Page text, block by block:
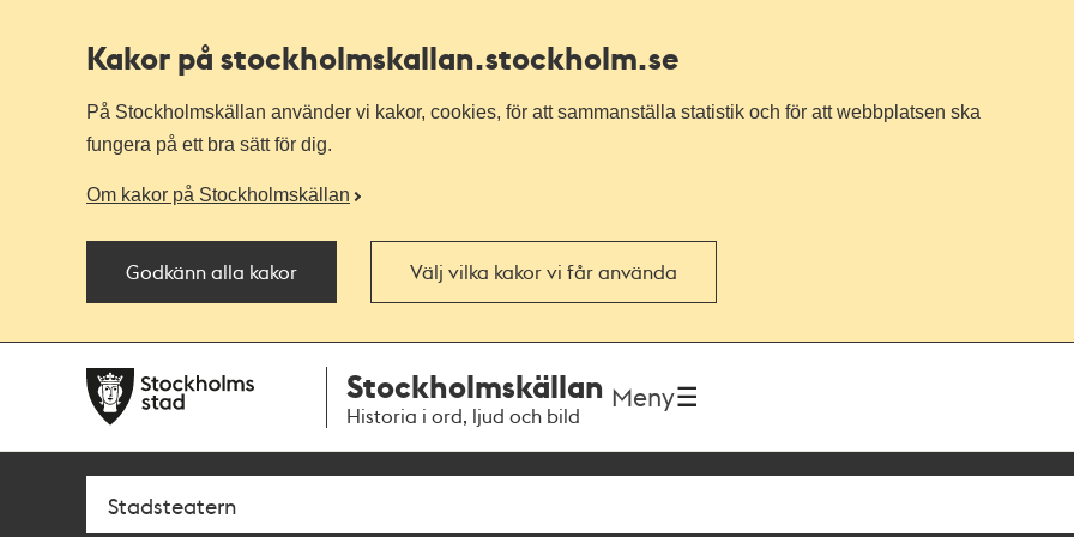
Kakor på stockholmskallan.stockholm.se
På Stockholmskällan använder vi kakor, cookies, för att sammanställa statistik och för att webbplatsen ska
fungera på ett bra sätt för dig.
Om kakor på Stockholmskällan
Godkänn alla kakor Välj vilka kakor vi får använda
navigationen
huvudinnehållet
Stockholmskällan
Historia i ord, ljud och bild
Meny
Sök